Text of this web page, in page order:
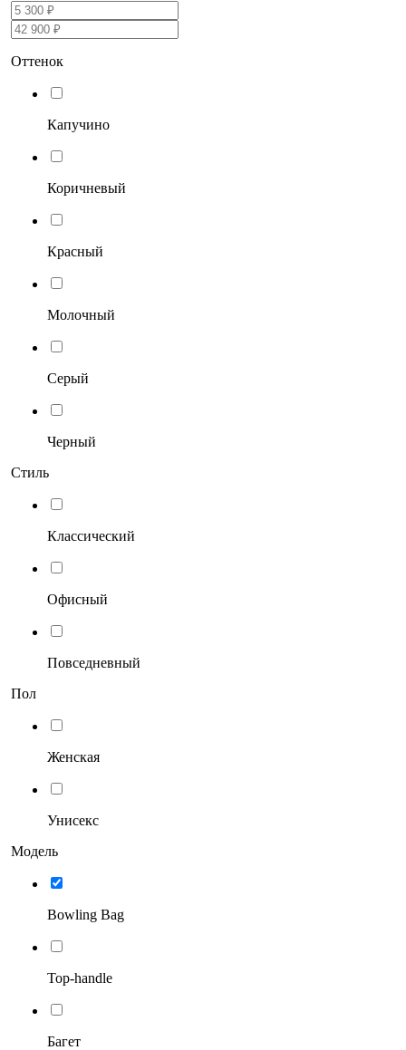
Оттенок
Капучино
Коричневый
Красный
Молочный
Серый
Черный
Стиль
Классический
Офисный
Повседневный
Пол
Женская
Унисекс
Модель
Bowling Bag
Top-handle
Багет